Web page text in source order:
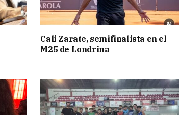
Cali Zarate, semifinalista en el
M25 de Londrina